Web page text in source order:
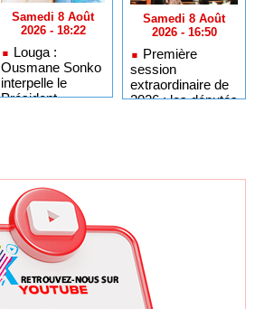
Samedi 8 Août
2026 - 18:22
Louga :
Ousmane Sonko
interpelle le
Président
Samedi 8 Août
2026 - 16:50
Première
session
extraordinaire de
2026 : les députés